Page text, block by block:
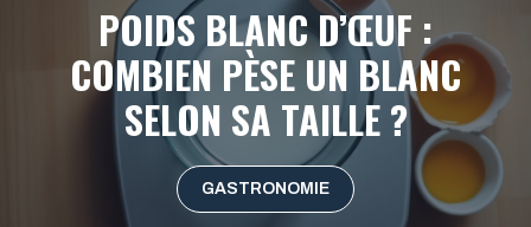
POIDS BLANC D’ŒUF :
COMBIEN PÈSE UN BLANC
SELON SA TAILLE ?
GASTRONOMIE